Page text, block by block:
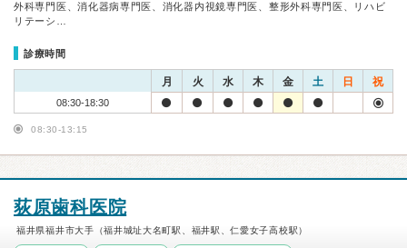
外科専門医、消化器病専門医、消化器内視鏡専門医、整形外科専門医、リハビ
リテーシ…
診療時間
月 火 水 木 金 土 日 祝
08:30-18:30
08:30-13:15
荻原歯科医院
福井県福井市大手（福井城址大名町駅、福井駅、仁愛女子高校駅）